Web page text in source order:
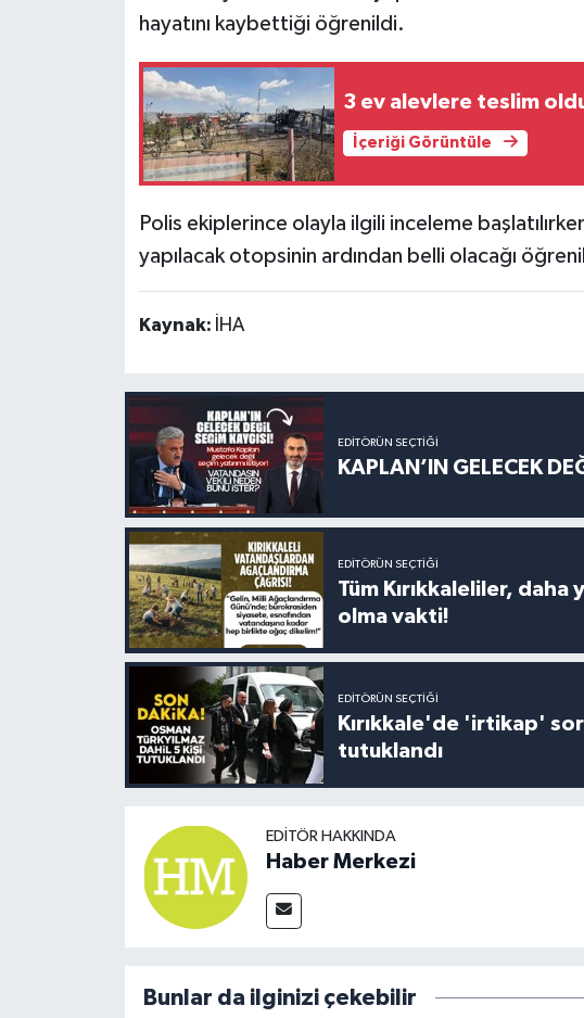
hayatını kaybettiği öğrenildi.
3 ev alevlere teslim
İçeriği Görüntüle
Polis ekiplerince olayla ilgili inceleme
yapılacak otopsinin ardından belli olacağı
Kaynak: İHA
EDITÖRÜN SEÇTIĞI
KAPLAN’IN GELECEK
EDITÖRÜN SEÇTIĞI
Tüm Kırıkkaleliler,
olma vakti!
EDITÖRÜN SEÇTIĞI
Kırıkkale'de 'irtikap'
tutuklandı
EDITÖR HAKKINDA
Haber Merkezi
Bunlar da ilginizi çekebilir